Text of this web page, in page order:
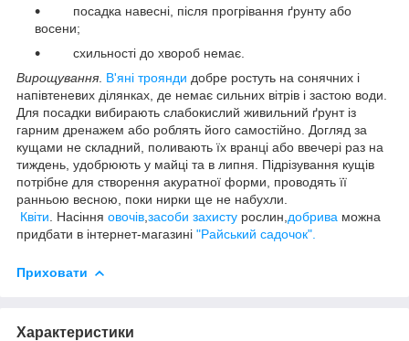
посадка навесні, після прогрівання ґрунту або
восени;
схильності до хвороб немає.
Вирощування В'яні троянди добре ростуть на сонячних і
напівтеневих ділянках, де немає сильних вітрів і застою води.
Для посадки вибирають слабокислий живильний ґрунт із
гарним дренажем або роблять його самостійно. Догляд за
кущами не складний, поливають їх вранці або ввечері раз на
тиждень, удобрюють у майці та в липня. Підрізування кущів
потрібне для створення акуратної форми, проводять її
ранньою весною, поки нирки ще не набухли.
Квіти . Насіння овочів засоби захисту рослин, добрива можна
придбати в інтернет-магазині "Райський садочок".
Приховати
Характеристики